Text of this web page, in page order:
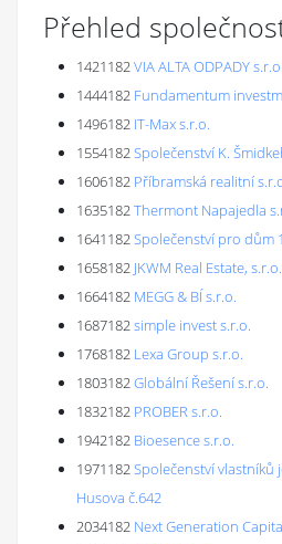
Přehled
1421182VIA ALTA ODPADY s.r.o.
1444182 Fundamentum
1496182 IT-Max s.r.o.
1554182Společenství K.
1606182 Příbramská realitní
1635182Thermont Napajedla
1641182Společenství pro dům
1658182 JKWM Real Estate, s.r.o.
1664182 MEGG & BÍ s.r.o.
1687182simple invest s.r.o.
1768182 Lexa Group s.r.o.
1803182Globální Řešení s.r.o.
1832182 PROBER s.r.o.
1942182 Bioesence s.r.o.
1971182Společenství vlastníků
Husova č.642
2034182 Next Generation